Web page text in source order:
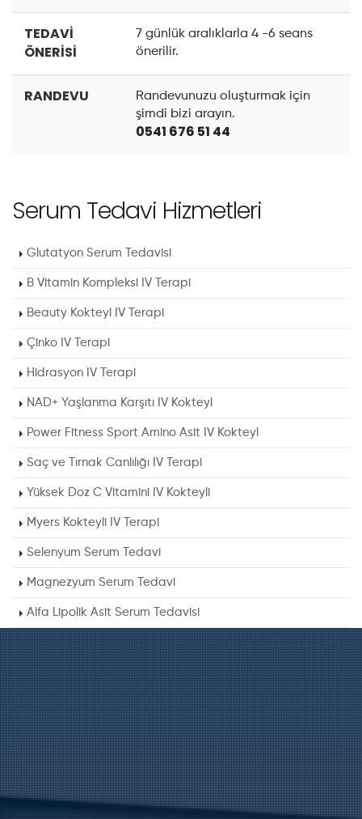
TEDAVİ
ÖNERİSİ
7 günlük aralıklarla 4 -6 seans
önerilir.
RANDEVU
Randevunuzu oluşturmak için
şimdi bizi arayın.
0541 676 51 44
Serum Tedavi Hizmetleri
Glutatyon Serum Tedavisi
B Vitamin Kompleksi IV Terapi
Beauty Kokteyl IV Terapi
Çinko IV Terapi
Hidrasyon IV Terapi
NAD+ Yaşlanma Karşıtı IV Kokteyl
Power Fitness Sport Amino Asit IV Kokteyl
Saç ve Tırnak Canlılığı IV Terapi
Yüksek Doz C Vitamini IV Kokteyli
Myers Kokteyli IV Terapi
Selenyum Serum Tedavi
Magnezyum Serum Tedavi
Alfa Lipolik Asit Serum Tedavisi